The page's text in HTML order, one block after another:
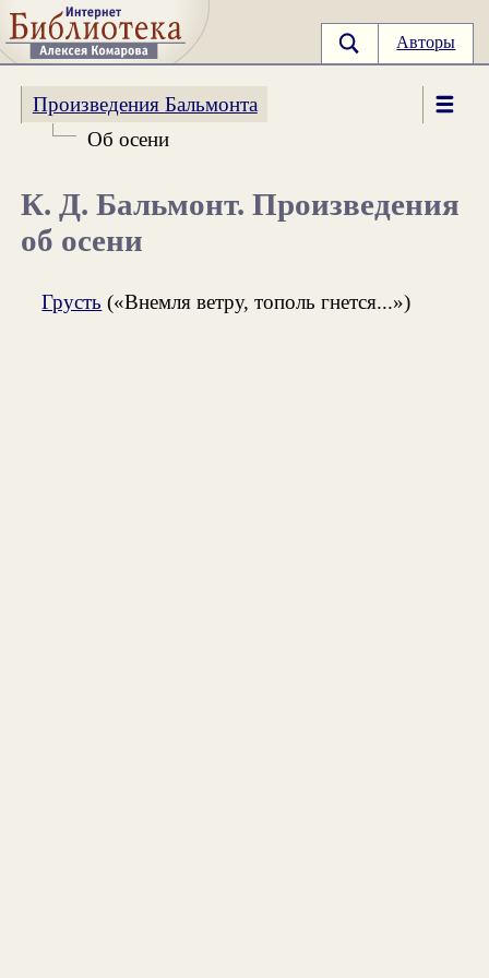
Авторы
Произведения Бальмонта
Об осени
К. Д. Бальмонт. Произведения
об осени
Грусть («Внемля ветру, тополь гнется...»)